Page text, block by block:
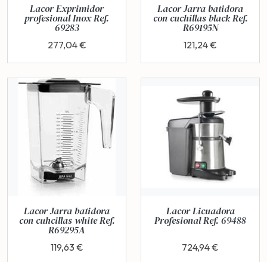
Lacor Exprimidor
profesional Inox Ref.
69283
277,04 €
Lacor Jarra batidora
con cuchillas black Ref.
R69195N
121,24 €
Lacor Jarra batidora
con cuhcillas white Ref.
R69295A
119,63 €
Lacor Licuadora
Profesional Ref. 69488
724,94 €